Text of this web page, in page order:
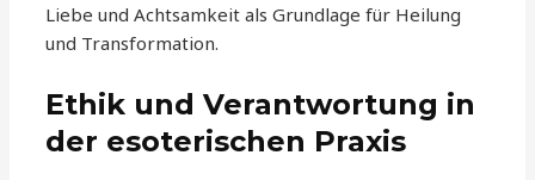
Liebe und Achtsamkeit als Grundlage für Heilung
und Transformation.
Ethik und Verantwortung in
der esoterischen Praxis